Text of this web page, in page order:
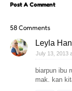
Post A Comment
58 Comments
Leyla
July 13, 2013
biarpun ibu
mak. kan